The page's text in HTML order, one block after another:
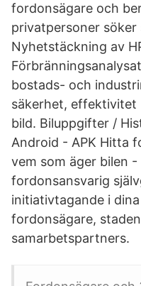
fordonsägare och
privatpersoner söker
Nyhetstäckning av
bostads- och
säkerhet,
bild. Biluppgifter /
Android - APK Hitta
vem som äger bilen -
fordonsansvarig
initiativtagande i
fordonsägare,
samarbetspartners.